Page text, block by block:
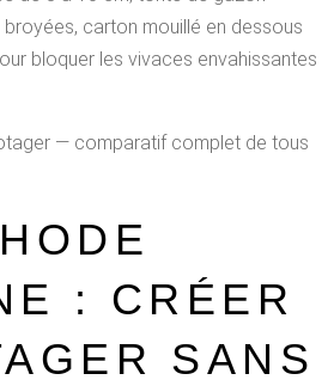
carton mouillé en dessous
bloquer les vivaces envahissantes
— comparatif complet de tous
: CRÉER
SANS